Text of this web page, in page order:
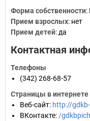
Форма собственности:
Прием взрослых: нет
Прием детей: да
Контактная
Телефоны
(342) 268-68-57
Страницы в интернете
Веб-сайт: http://
ВКонтакте: /